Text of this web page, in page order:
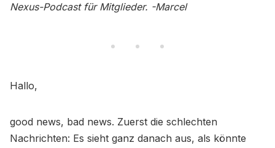
Nexus-Podcast für Mitglieder. -Marcel
Hallo,
good news, bad news. Zuerst die schlechten
Nachrichten: Es sieht ganz danach aus, als könnte